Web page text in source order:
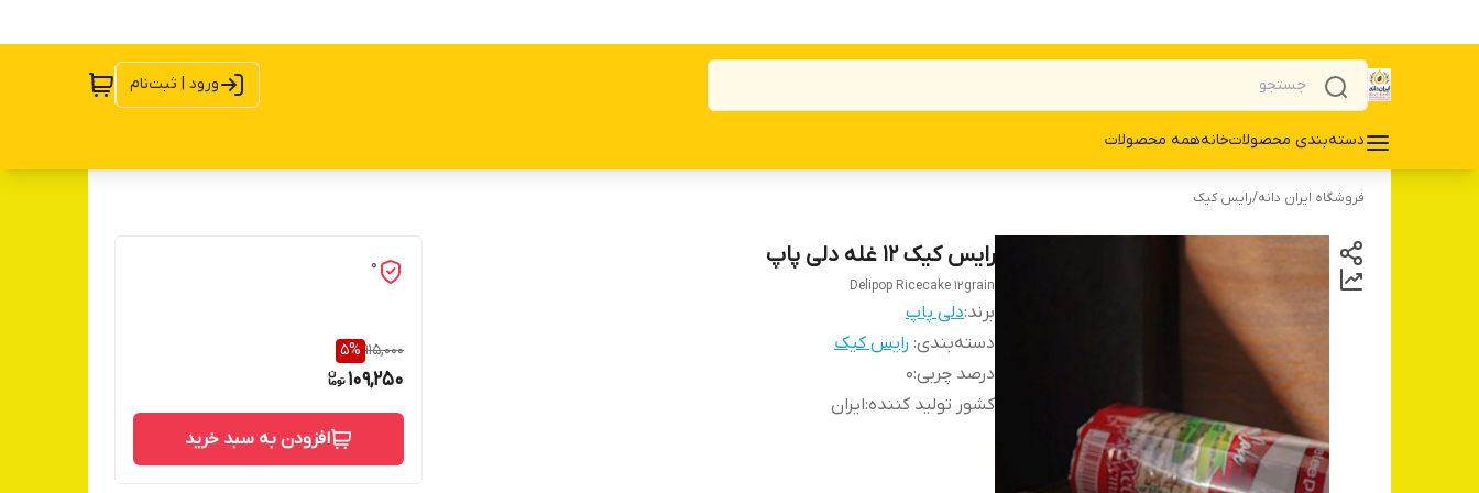
ورود | ثبت‌نام
دسته‌بندی محصولاتخانههمه محصولات
فروشگاه ایران دانه/رایس کیک
رایس کیک 12 غله دلی پاپ
Delipop Ricecake 12grain
برند:دلی پاپ
دسته‌بندی: رایس کیک
درصد چربی:
0
کشور تولید کننده:ایران
0
115,000
5%
109,250
افزودن به سبد خرید